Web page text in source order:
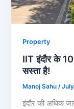
Property
IIT इंदौर के
सस्ता है!
Manoj Sahu/
इंदौर की अधिक